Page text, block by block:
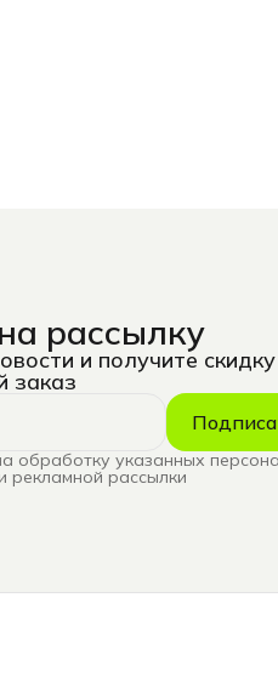
рассылку
и получите
заказ
обработку указанных
рекламной рассылки